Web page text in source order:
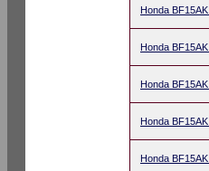
Honda BF15AK
Honda BF15AK
Honda BF15AK
Honda BF15AK
Honda BF15AK